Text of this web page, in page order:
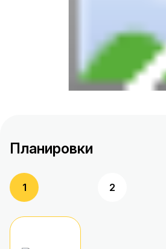
Планировки
1 2